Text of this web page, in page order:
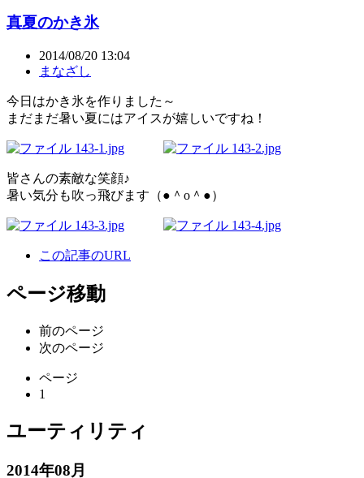
真夏のかき氷
2014/08/20 13:04
まなざし
今日はかき氷を作りました～
まだまだ暑い夏にはアイスが嬉しいですね！
皆さんの素敵な笑顔♪
暑い気分も吹っ飛びます（●＾o＾●）
この記事のURL
ページ移動
前のページ
次のページ
ページ
1
ユーティリティ
2014年08月